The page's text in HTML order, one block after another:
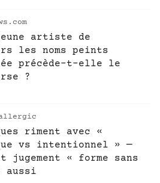
artiste de
les noms peints
précède-t-elle le
?
riment avec «
vs intentionnel » —
jugement « forme sans